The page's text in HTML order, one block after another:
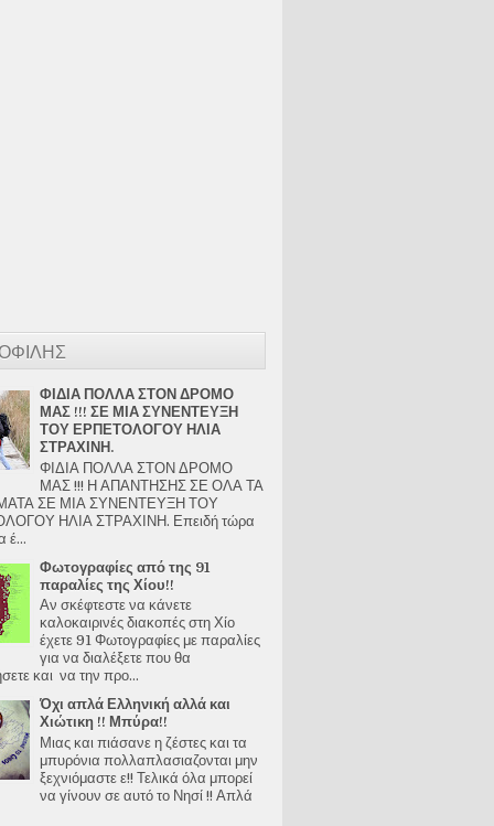
ΦΙΔΙΑ ΠΟΛΛΑ ΣΤΟΝ ΔΡΟΜΟ
ΜΑΣ !!! ΣΕ ΜΙΑ ΣΥΝΕΝΤΕΥΞΗ
ΤΟΥ ΕΡΠΕΤΟΛΟΓΟΥ ΗΛΙΑ
ΣΤΡΑΧΙΝΗ.
ΦΙΔΙΑ ΠΟΛΛΑ ΣΤΟΝ ΔΡΟΜΟ
ΜΑΣ !!! Η ΑΠΑΝΤΗΣΗΣ ΣΕ ΟΛΑ ΤΑ
ΣΕ ΜΙΑ ΣΥΝΕΝΤΕΥΞΗ ΤΟΥ
ΗΛΙΑ ΣΤΡΑΧΙΝΗ. Επειδή τώρα
έ...
Φωτογραφίες από της 91
παραλίες της Χίου!!
Αν σκέφτεστε να κάνετε
καλοκαιρινές διακοπές στη Χίο
έχετε 91 Φωτογραφίες με παραλίες
για να διαλέξετε που θα
και να την προ...
Όχι απλά Ελληνική αλλά και
Χιώτικη !! Μπύρα!!
Μιας και πιάσανε η ζέστες και τα
μπυρόνια πολλαπλασιαζονται μην
ξεχνιόμαστε ε!! Τελικά όλα μπορεί
να γίνουν σε αυτό το Νησί !! Απλά